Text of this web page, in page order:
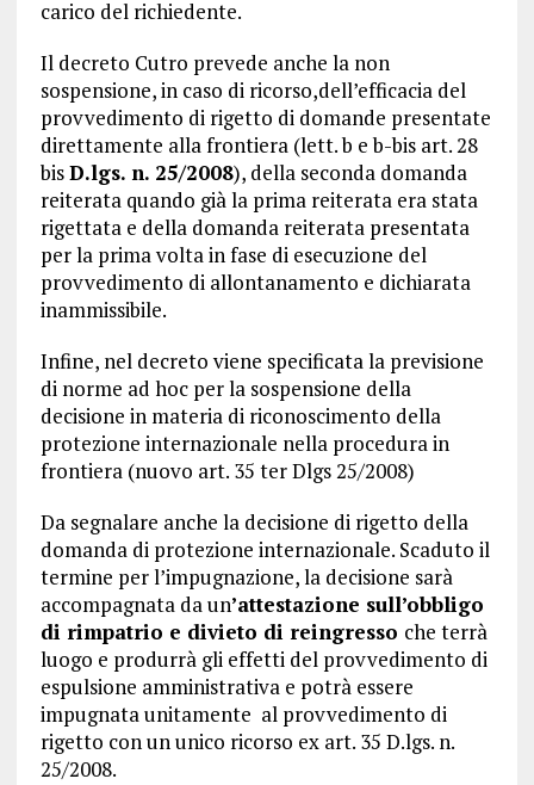
carico del richiedente.
Il decreto Cutro prevede anche la non
sospensione, in caso di ricorso,dell’efficacia del
provvedimento di rigetto di domande presentate
direttamente alla frontiera (lett. b e b-bis art. 28
bisD.lgs. n. 25/2008), della seconda domanda
reiterata quando già la prima reiterata era stata
rigettata e della domanda reiterata presentata
per la prima volta in fase di esecuzione del
provvedimento di allontanamento e dichiarata
inammissibile.
Infine, nel decreto viene specificata la previsione
di norme ad hoc per la sospensione della
decisione in materia di riconoscimento della
protezione internazionale nella procedura in
frontiera (nuovo art. 35 ter Dlgs 25/2008)
Da segnalare anche la decisione di rigetto della
domanda di protezione internazionale. Scaduto il
termine per l’impugnazione, la decisione sarà
accompagnata da un’attestazione sull’obbligo
di rimpatrio e divieto di reingresso che terrà
luogo e produrrà gli effetti del provvedimento di
espulsione amministrativa e potrà essere
impugnata unitamente al provvedimento di
rigetto con un unico ricorso ex art. 35 D.lgs. n.
25/2008.